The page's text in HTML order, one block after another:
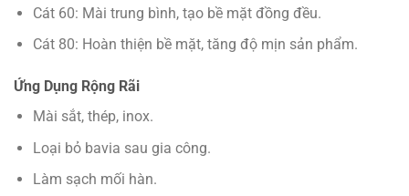
Cát 60: Mài trung bình, tạo bề mặt đồng đều.
Cát 80: Hoàn thiện bề mặt, tăng độ mịn sản phẩm.
Ứng Dụng Rộng Rãi
Mài sắt, thép, inox.
Loại bỏ bavia sau gia công.
Làm sạch mối hàn.